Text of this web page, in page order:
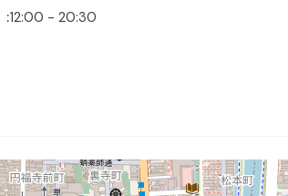
12:00 - 20:30